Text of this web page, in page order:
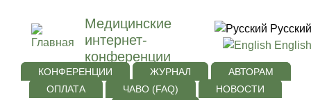
Медицинские
интернет-
конференции
Русский
English
КОНФЕРЕНЦИИ ЖУРНАЛ
АВТОРАМ
ОПЛАТА
ЧАВО (FAQ)
НОВОСТИ